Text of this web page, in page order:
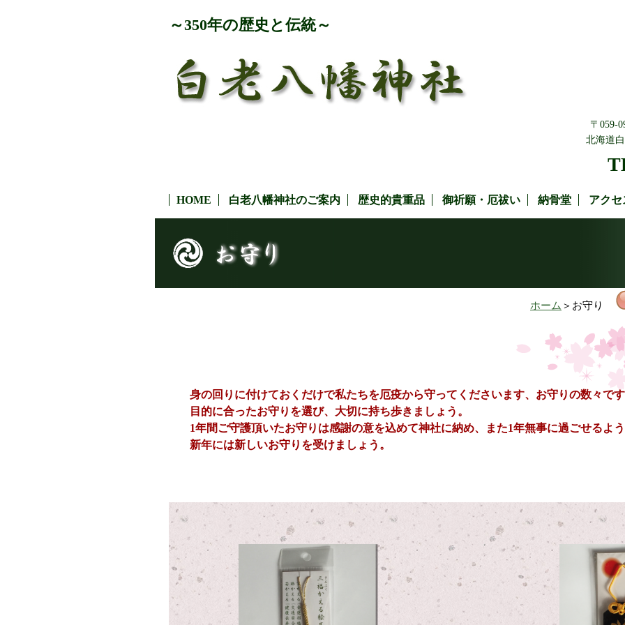
～350年の歴史と伝統～
〒059-
北海道
HOME 白老八幡神社のご案内 歴史的貴重品 御祈願・厄祓い 納骨堂 アクセ
ホーム ＞お守り
身の回りに付けておくだけで私たちを厄疫から守ってくださいます、お守りの数々で
目的に合ったお守りを選び、大切に持ち歩きましょう。
1年間ご守護頂いたお守りは感謝の意を込めて神社に納め、また1年無事に過ごせるよ
新年には新しいお守りを受けましょう。